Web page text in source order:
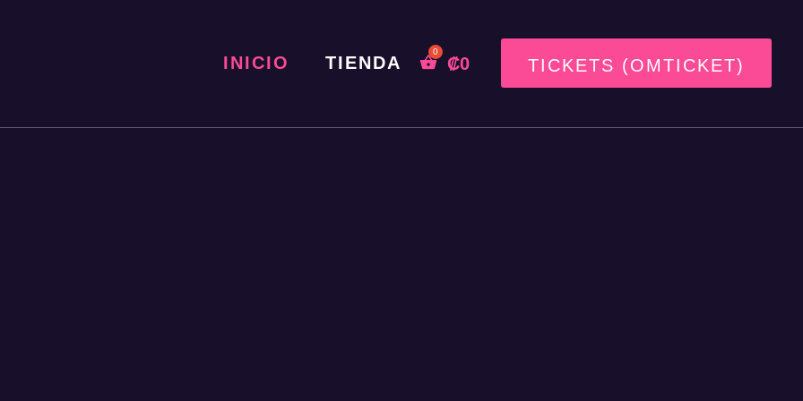
INICIO TIENDA ₡0 TICKETS (OMTICKET)